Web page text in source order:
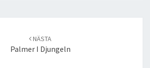
NÄSTA
Palmer I Djungeln